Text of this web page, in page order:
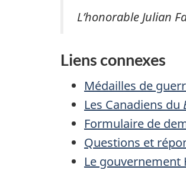
L’honorable Julian
Liens connexes
Médailles de
Les Canadiens du
Formulaire de
Questions et
Le